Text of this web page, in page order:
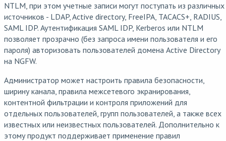
NTLM, при этом учетные записи могут поступать из различных
источников - LDAP, Active directory, FreeIPA, TACACS+, RADIUS,
SAML IDP. Аутентификация SAML IDP, Kerberos или NTLM
позволяет прозрачно (без запроса имени пользователя и его
пароля) авторизовать пользователей домена Active Directory
на NGFW.
Администратор может настроить правила безопасности,
ширину канала, правила межсетевого экранирования,
контентной фильтрации и контроля приложений для
отдельных пользователей, групп пользователей, а также всех
известных или неизвестных пользователей. Дополнительно к
этому продукт поддерживает применение правил